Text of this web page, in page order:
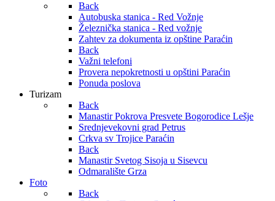
Back
Autobuska stanica - Red Vožnje
Železnička stanica - Red vožnje
Zahtev za dokumenta iz opštine Paraćin
Back
Važni telefoni
Provera nepokretnosti u opštini Paraćin
Ponuda poslova
Turizam
Back
Manastir Pokrova Presvete Bogorodice Lešje
Srednjevekovni grad Petrus
Crkva sv Trojice Paraćin
Back
Manastir Svetog Sisoja u Sisevcu
Odmaralište Grza
Foto
Back